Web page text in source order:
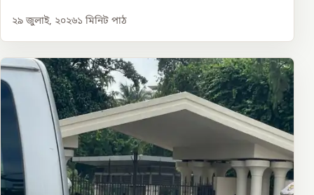
২৯ জুলাই, ২০২৬১ মিনিট পাঠ